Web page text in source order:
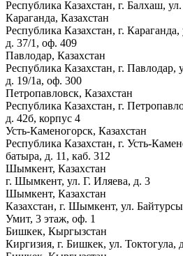
Республика Казахстан, г. Балхаш,
Караганда, Казахстан
Республика Казахстан, г.
д. 37/1, оф. 409
Павлодар, Казахстан
Республика Казахстан, г. Павлодар,
д. 19/1а, оф. 300
Петропавловск, Казахстан
Республика Казахстан, г.
д. 42б, корпус 4
Усть-Каменогорск, Казахстан
Республика Казахстан, г. Усть-
батыра, д. 11, каб. 312
Шымкент, Казахстан
г. Шымкент, ул. Г. Иляева, д. 3
Шымкент, Казахстан
Казахстан, г. Шымкент, ул.
Умит, 3 этаж, оф. 1
Бишкек, Кыргызстан
Киргизия, г. Бишкек, ул. Токтогула,